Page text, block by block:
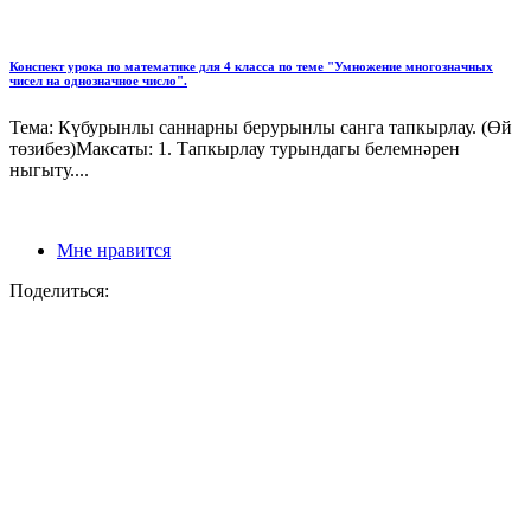
Конспект урока по математике для 4 класса по теме "Умножение многозначных
чисел на однозначное число".
Тема: Күбурынлы саннарны берурынлы санга тапкырлау. (Өй
төзибез)Максаты: 1. Тапкырлау турындагы белемнәрен
ныгыту....
Мне нравится
Поделиться: